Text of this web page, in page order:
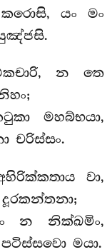
යං මං
න තෙ
මහබ්භයා,
චරිස්සං.
වා,
න නික්ඛමිං,
මයා.